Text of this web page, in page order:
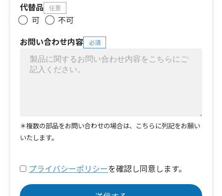
代替品 任意
可
不可
お問い合わせ内容
必須
＊複数の部品をお問い合わせの場合は、こちらに列記をお願い
いたします。
プライバシーポリシーを確認し同意します。